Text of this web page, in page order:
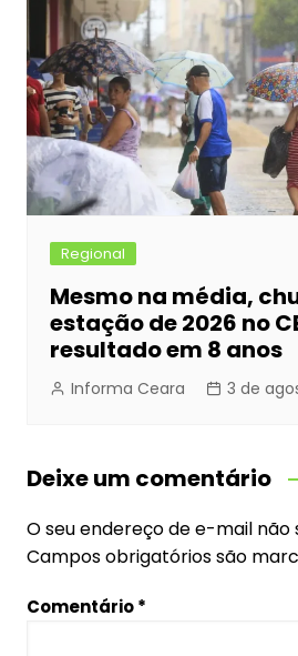
Regional
Mesmo na média,
estação de 2026 no
resultado em 8 anos
Informa Ceara 3 de
Deixe um comentário
O seu endereço de e-mail não
Campos obrigatórios são
Comentário*